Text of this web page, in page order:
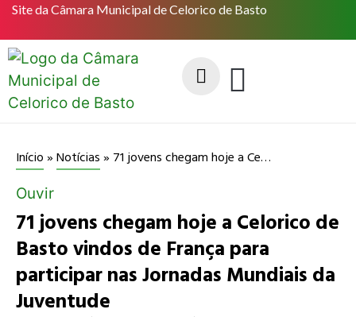
Site da Câmara Municipal de Celorico de Basto
Início»Notícias» 71 jovens chegam hoje a Celorico de Basto vindos de França para participar nas Jornadas Mundiais da Juventude
Ouvir
71 jovens chegam hoje a Celorico de
Basto vindos de França para
participar nas Jornadas Mundiais da
Juventude